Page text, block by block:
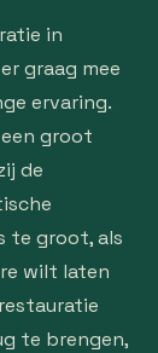
in
graag mee
ervaring.
groot
de
te groot, als
wilt laten
te brengen,